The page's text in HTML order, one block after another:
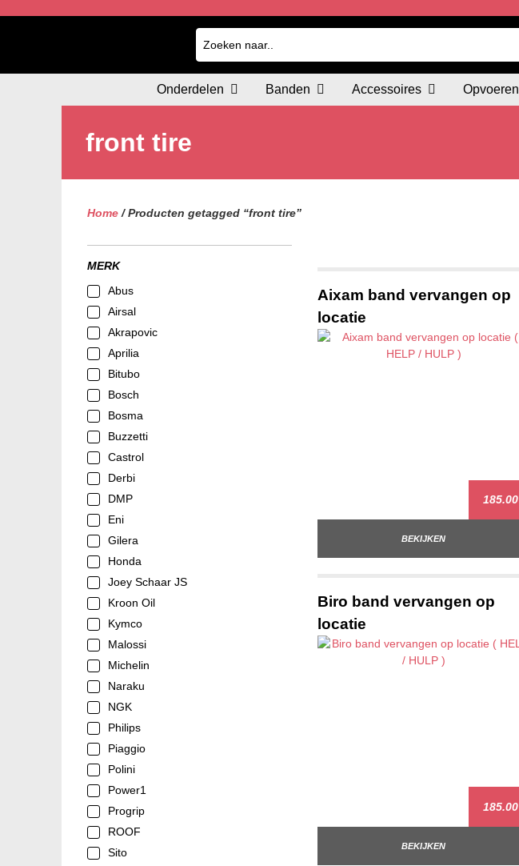
Onderdelen Banden Accessoires Opvoeren
front tire
Home/ Producten getagged “front tire”
MERK
Abus
Airsal
Akrapovic
Aprilia
Bitubo
Bosch
Bosma
Buzzetti
Castrol
Derbi
DMP
Eni
Gilera
Honda
Joey Schaar JS
Kroon Oil
Kymco
Malossi
Michelin
Naraku
NGK
Philips
Piaggio
Polini
Power1
Progrip
ROOF
Sito
Aixam band vervangen op
locatie
185.00
BEKIJKEN
Biro band vervangen op
locatie
185.00
BEKIJKEN